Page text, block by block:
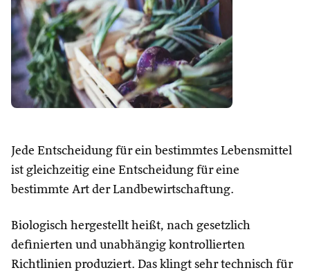
Jede Entscheidung für ein bestimmtes Lebensmittel
ist gleichzeitig eine Entscheidung für eine
bestimmte Art der Landbewirtschaftung.
Biologisch hergestellt heißt, nach gesetzlich
definierten und unabhängig kontrollierten
Richtlinien produziert. Das klingt sehr technisch für